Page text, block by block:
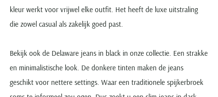
kleur werkt voor vrijwel elke outfit. Het heeft de luxe uitstraling
die zowel casual als zakelijk goed past.
Bekijk ook de Delaware jeans in black in onze collectie. Een strakke
en minimalistische look. De donkere tinten maken de jeans
geschikt voor nettere settings. Waar een traditionele spijkerbroek